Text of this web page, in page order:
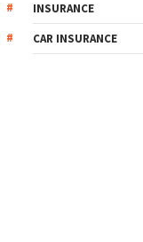
INSURANCE
CAR INSURANCE